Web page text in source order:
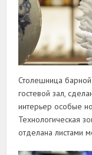
Столешница
гостевой зал,
интерьер особые
Технологическая
отделана листами